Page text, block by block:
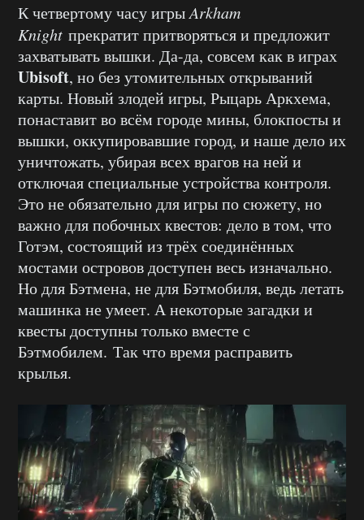
К четвертому часу игрыArkham
Knight прекратит притворяться и предложит
захватывать вышки. Да-да, совсем как в играх
Ubisoft, но без утомительных открываний
карты. Новый злодей игры, Рыцарь Аркхема,
понаставит во всём городе мины, блокпосты и
вышки, оккупировавшие город, и наше дело их
уничтожать, убирая всех врагов на ней и
отключая специальные устройства контроля.
Это не обязательно для игры по сюжету, но
важно для побочных квестов: дело в том, что
Готэм, состоящий из трёх соединённых
мостами островов доступен весь изначально.
Но для Бэтмена, не для Бэтмобиля, ведь летать
машинка не умеет. А некоторые загадки и
квесты доступны только вместе с
Бэтмобилем. Так что время расправить
крылья.